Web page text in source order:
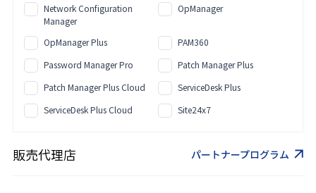
Network Configuration
Manager
OpManager
OpManager Plus
PAM360
Password Manager Pro
Patch Manager Plus
Patch Manager Plus Cloud
ServiceDesk Plus
ServiceDesk Plus Cloud
Site24x7
販売代理店 パートナープログラム